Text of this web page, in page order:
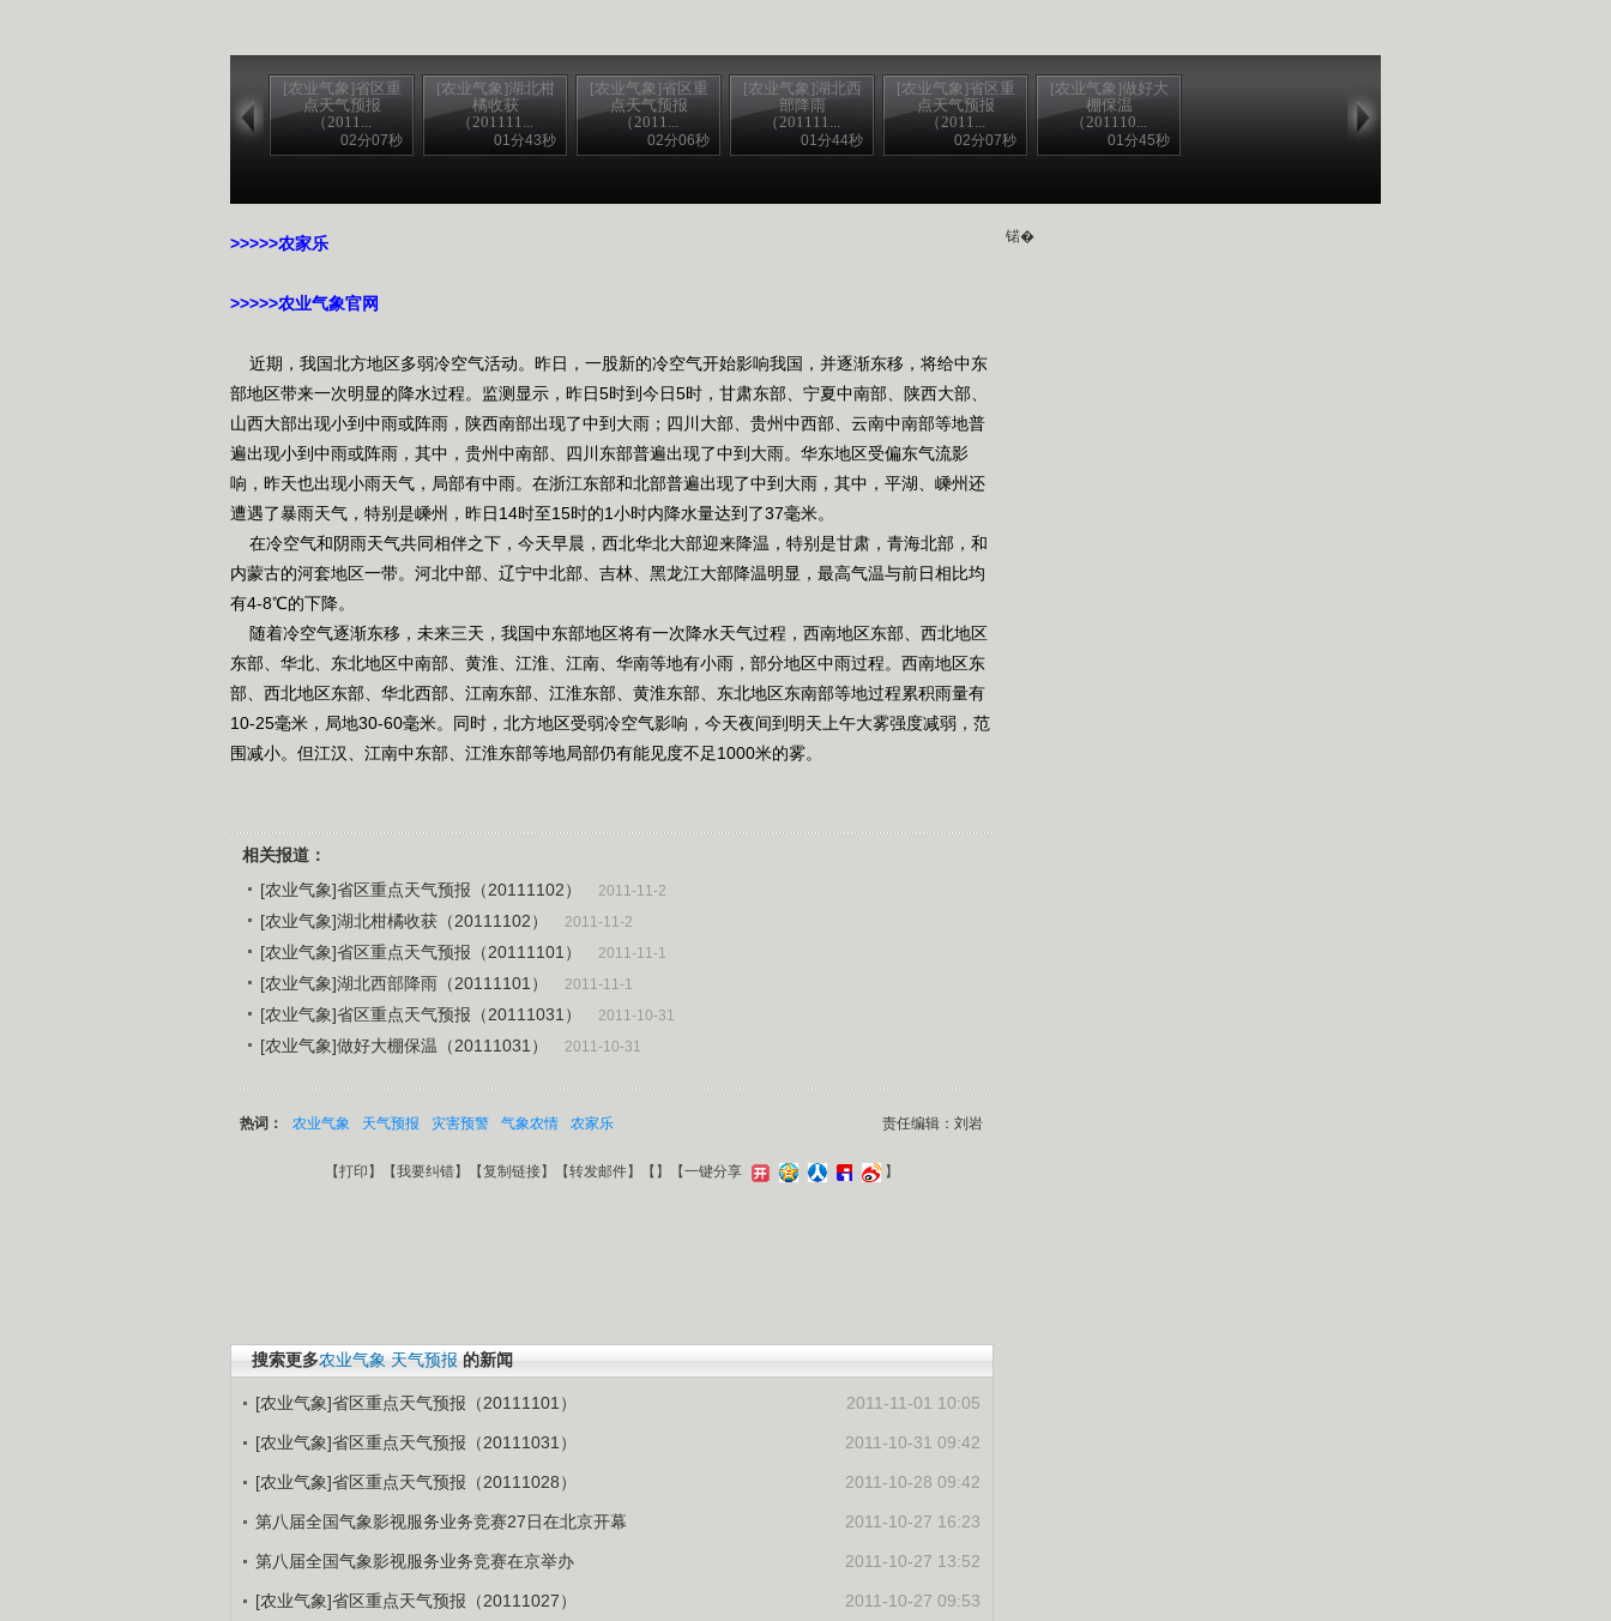
[农业气象]省区重
点天气预报
（2011...
02分07秒
[农业气象]湖北柑
橘收获
（201111...
01分43秒
[农业气象]省区重
点天气预报
（2011...
02分06秒
[农业气象]湖北西
部降雨
（201111...
01分44秒
[农业气象]省区重
点天气预报
（2011...
02分07秒
[农业气象]做好大
棚保温
（201110...
01分45秒
锘�
>>>>>农家乐
>>>>>农业气象官网
近期，我国北方地区多弱冷空气活动。昨日，一股新的冷空气开始影响我国，并逐渐东移，将给中东
部地区带来一次明显的降水过程。监测显示，昨日5时到今日5时，甘肃东部、宁夏中南部、陕西大部、
山西大部出现小到中雨或阵雨，陕西南部出现了中到大雨；四川大部、贵州中西部、云南中南部等地普
遍出现小到中雨或阵雨，其中，贵州中南部、四川东部普遍出现了中到大雨。华东地区受偏东气流影
响，昨天也出现小雨天气，局部有中雨。在浙江东部和北部普遍出现了中到大雨，其中，平湖、嵊州还
遭遇了暴雨天气，特别是嵊州，昨日14时至15时的1小时内降水量达到了37毫米。
在冷空气和阴雨天气共同相伴之下，今天早晨，西北华北大部迎来降温，特别是甘肃，青海北部，和
内蒙古的河套地区一带。河北中部、辽宁中北部、吉林、黑龙江大部降温明显，最高气温与前日相比均
有4-8℃的下降。
随着冷空气逐渐东移，未来三天，我国中东部地区将有一次降水天气过程，西南地区东部、西北地区
东部、华北、东北地区中南部、黄淮、江淮、江南、华南等地有小雨，部分地区中雨过程。西南地区东
部、西北地区东部、华北西部、江南东部、江淮东部、黄淮东部、东北地区东南部等地过程累积雨量有
10-25毫米，局地30-60毫米。同时，北方地区受弱冷空气影响，今天夜间到明天上午大雾强度减弱，范
围减小。但江汉、江南中东部、江淮东部等地局部仍有能见度不足1000米的雾。
相关报道：
[农业气象]省区重点天气预报（20111102）
2011-11-2
[农业气象]湖北柑橘收获（20111102） 2011-11-2
[农业气象]省区重点天气预报（20111101） 2011-11-1
[农业气象]湖北西部降雨（20111101） 2011-11-1
[农业气象]省区重点天气预报（20111031） 2011-10-31
[农业气象]做好大棚保温（20111031） 2011-10-31
责任编辑：刘岩
热词： 农业气象 天气预报 灾害预警 气象农情 农家乐
【打印 】【我要纠错】【复制链接】【转发邮件】【 】 【一键分享 】
搜索更多农业气象 天气预报 的新闻
2011-11-01 10:05
[农业气象]省区重点天气预报（20111101）
2011-10-31 09:42
[农业气象]省区重点天气预报（20111031）
2011-10-28 09:42
[农业气象]省区重点天气预报（20111028）
2011-10-27 16:23
第八届全国气象影视服务业务竞赛27日在北京开幕
2011-10-27 13:52
第八届全国气象影视服务业务竞赛在京举办
2011-10-27 09:53
[农业气象]省区重点天气预报（20111027）